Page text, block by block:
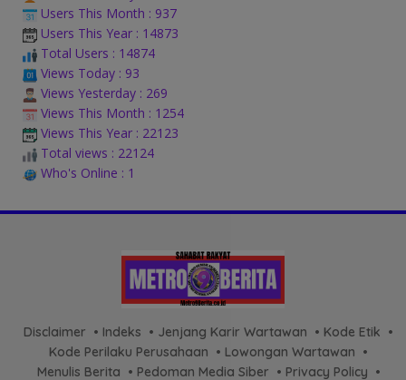
Users This Month : 937
Users This Year : 14873
Total Users : 14874
Views Today : 93
Views Yesterday : 269
Views This Month : 1254
Views This Year : 22123
Total views : 22124
Who's Online : 1
Disclaimer Indeks Jenjang Karir Wartawan
Kode Etik
Kode Perilaku Perusahaan
Lowongan Wartawan
Menulis Berita
Pedoman Media Siber Privacy Policy